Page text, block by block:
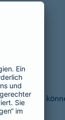
AG